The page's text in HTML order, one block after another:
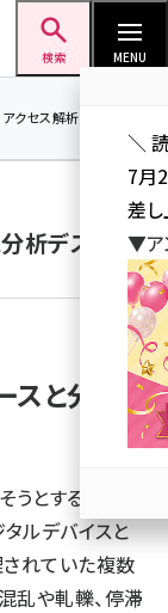
検索 MENU
アクセス解析／データ分析
析デスク
と分析
とすると、企
ルデバイスと
れていた複数
乱や軋轢、停滞
＼
7月
差し
▼ア